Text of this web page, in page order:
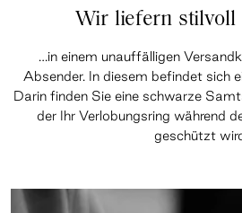
Wir liefern
…in einem unauffälligen
Absender. In diesem befindet sich
Darin finden Sie eine schwarze
der Ihr Verlobungsring während
geschützt